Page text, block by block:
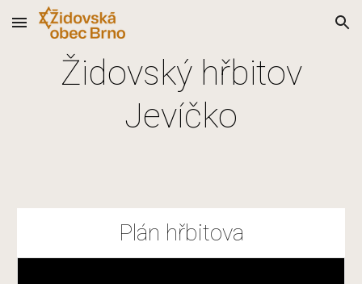
Skip to main content Skip to navigation
Židovský hřbitov
Jevíčko
Plán hřbitova